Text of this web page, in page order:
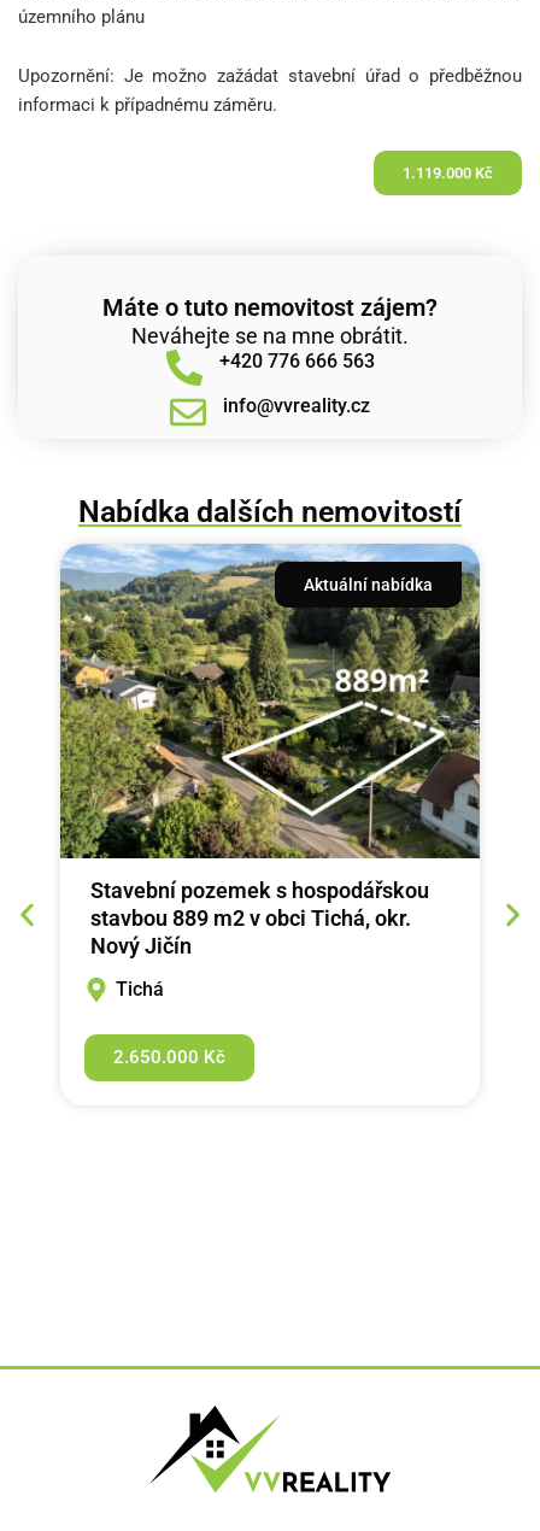
územního plánu
Upozornění: Je možno zažádat stavební úřad o předběžnou
informaci k případnému záměru.
1.119.000 Kč
Máte o tuto nemovitost zájem?
Neváhejte se na mne obrátit.
+420 776 666 563
info@vvreality.cz
Nabídka dalších nemovitostí
Aktuální nabídka
Stavební pozemek s hospodářskou
stavbou 889 m2 v obci Tichá, okr.
Nový Jičín
Tichá
2.650.000 Kč